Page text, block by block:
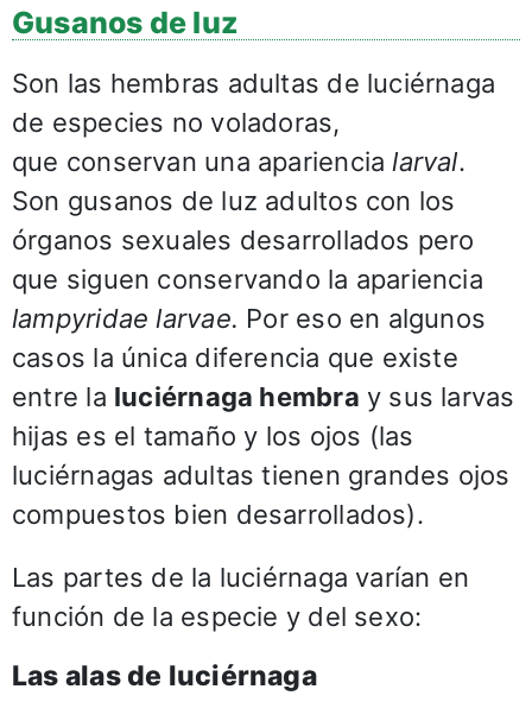
Gusanos de luz
Son las hembras adultas de luciérnaga
de especies no voladoras,
que conservan una apariencia larval.
Son gusanos de luz adultos con los
órganos sexuales desarrollados pero
que siguen conservando la apariencia
lampyridae larvae. Por eso en algunos
casos la única diferencia que existe
entre la luciérnaga hembra y sus larvas
hijas es el tamaño y los ojos (las
luciérnagas adultas tienen grandes ojos
compuestos bien desarrollados).
Las partes de la luciérnaga varían en
función de la especie y del sexo:
Las alas de luciérnaga